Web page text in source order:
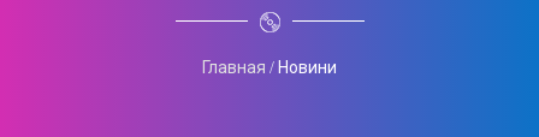
Главная Новини